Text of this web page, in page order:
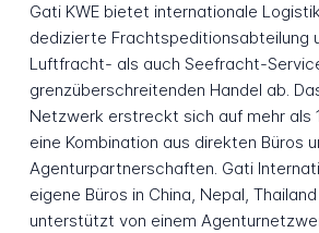
Gati KWE bietet internationale
dedizierte Frachtspeditionsabteilung
Luftfracht- als auch Seefracht-
grenzüberschreitenden Handel ab.
Netzwerk erstreckt sich auf mehr als
eine Kombination aus direkten Büros
Agenturpartnerschaften. Gati
eigene Büros in China, Nepal,
unterstützt von einem